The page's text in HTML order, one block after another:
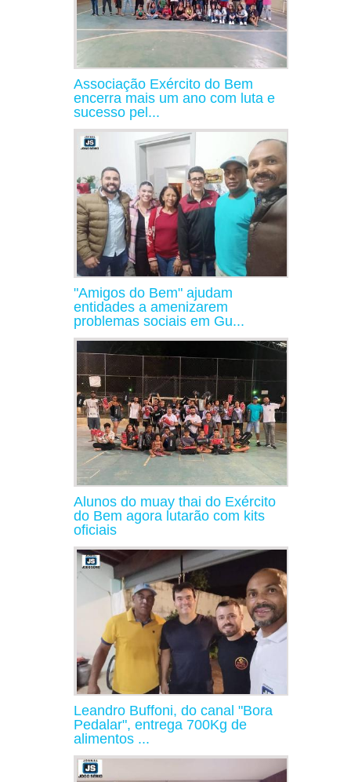
Associação Exército do Bem
encerra mais um ano com luta e
sucesso pel...
"Amigos do Bem" ajudam
entidades a amenizarem
problemas sociais em Gu...
Alunos do muay thai do Exército
do Bem agora lutarão com kits
oficiais
Leandro Buffoni, do canal "Bora
Pedalar", entrega 700Kg de
alimentos ...